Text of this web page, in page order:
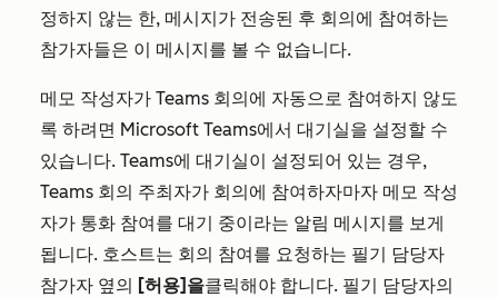
정하지 않는 한, 메시지가 전송된 후 회의에 참여하는
참가자들은 이 메시지를 볼 수 없습니다.
메모 작성자가 Teams 회의에 자동으로 참여하지 않도
록 하려면 Microsoft Teams에서 대기실을 설정할 수
있습니다. Teams에 대기실이 설정되어 있는 경우,
Teams 회의 주최자가 회의에 참여하자마자 메모 작성
자가 통화 참여를 대기 중이라는 알림 메시지를 보게
됩니다. 호스트는 회의 참여를 요청하는 필기 담당자
참가자 옆의 [허용]을클릭해야 합니다. 필기 담당자의